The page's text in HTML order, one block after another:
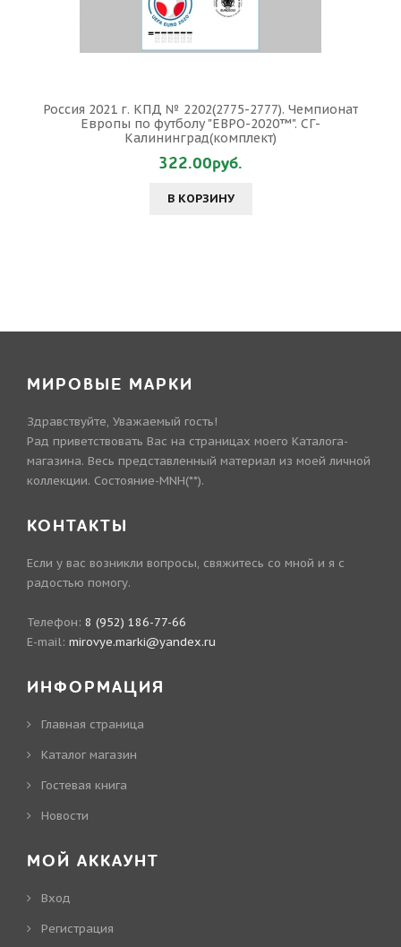
Россия 2021 г. КПД № 2202(2775-2777). Чемпионат
Европы по футболу "ЕВРО-2020™". СГ-
Калининград(комплект)
322.00руб.
В КОРЗИНУ
МИРОВЫЕ МАРКИ
Здравствуйте, Уважаемый гость!
Рад приветствовать Вас на страницах моего Каталога-
магазина. Весь представленный материал из моей личной
коллекции. Состояние-MNH(**).
КОНТАКТЫ
Если у вас возникли вопросы, свяжитесь со мной и я с
радостью помогу.
Телефон: 8 (952) 186-77-66
E-mail: mirovye.marki@yandex.ru
ИНФОРМАЦИЯ
Главная страница
Каталог магазин
Гостевая книга
Новости
МОЙ АККАУНТ
Вход
Регистрация